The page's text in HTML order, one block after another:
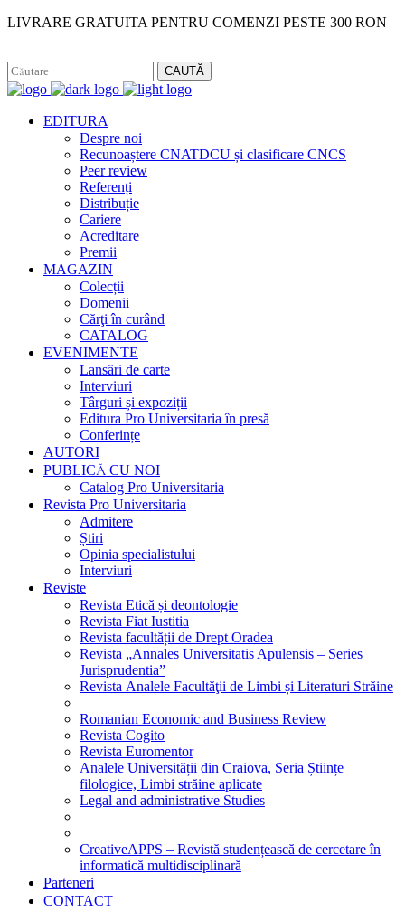
LIVRARE GRATUITA PENTRU COMENZI PESTE 300 RON
CAUTĂ
EDITURA
Despre noi
Recunoaștere CNATDCU și clasificare CNCS
Peer review
Referenți
Distribuție
Cariere
Acreditare
Premii
MAGAZIN
Colecții
Domenii
Cărţi în curând
CATALOG
EVENIMENTE
Lansări de carte
Interviuri
Târguri și expoziții
Editura Pro Universitaria în presă
Conferințe
AUTORI
PUBLICĂ CU NOI
Catalog Pro Universitaria
Revista Pro Universitaria
Admitere
Știri
Opinia specialistului
Interviuri
Reviste
Revista Etică și deontologie
Revista Fiat Iustitia
Revista facultății de Drept Oradea
Revista „Annales Universitatis Apulensis – Series
Jurisprudentia”
Revista Analele Facultăţii de Limbi și Literaturi Străine
Romanian Economic and Business Review
Revista Cogito
Revista Euromentor
Analele Universității din Craiova, Seria Științe
filologice, Limbi străine aplicate
Legal and administrative Studies
CreativeAPPS – Revistă studențească de cercetare în
informatică multidisciplinară
Parteneri
CONTACT